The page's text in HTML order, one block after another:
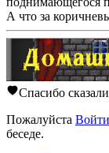
А что за
Спасибо
Пожалуйста Войти
беседе.